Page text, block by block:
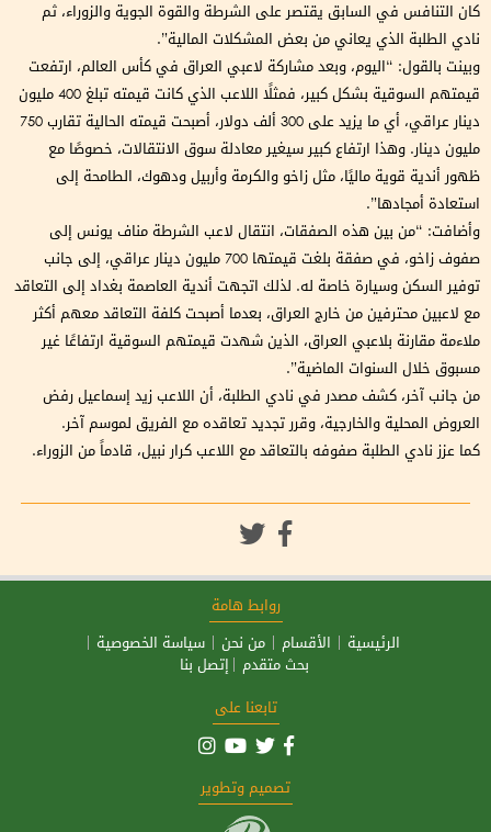
كان التنافس في السابق يقتصر على الشرطة والقوة الجوية والزوراء، ثم
نادي الطلبة الذي يعاني من بعض المشكلات المالية”.
وبينت بالقول: “اليوم، وبعد مشاركة لاعبي العراق في كأس العالم، ارتفعت
قيمتهم السوقية بشكل كبير، فمثلًا اللاعب الذي كانت قيمته تبلغ 400 مليون
دينار عراقي، أي ما يزيد على 300 ألف دولار، أصبحت قيمته الحالية تقارب 750
مليون دينار. وهذا ارتفاع كبير سيغير معادلة سوق الانتقالات، خصوصًا مع
ظهور أندية قوية ماليًا، مثل زاخو والكرمة وأربيل ودهوك، الطامحة إلى
استعادة أمجادها”.
وأضافت: “من بين هذه الصفقات، انتقال لاعب الشرطة مناف يونس إلى
صفوف زاخو، في صفقة بلغت قيمتها 700 مليون دينار عراقي، إلى جانب
توفير السكن وسيارة خاصة له. لذلك اتجهت أندية العاصمة بغداد إلى التعاقد
مع لاعبين محترفين من خارج العراق، بعدما أصبحت كلفة التعاقد معهم أكثر
ملاءمة مقارنة بلاعبي العراق، الذين شهدت قيمتهم السوقية ارتفاعًا غير
مسبوق خلال السنوات الماضية”.
من جانب آخر، كشف مصدر في نادي الطلبة، أن اللاعب زيد إسماعيل رفض
العروض المحلية والخارجية، وقرر تجديد تعاقده مع الفريق لموسم آخر.
كما عزز نادي الطلبة صفوفه بالتعاقد مع اللاعب كرار نبيل، قادماً من الزوراء.
روابط هامة
الرئيسية
الأقسام من نحن
سياسة الخصوصية
بحث متقدم
إتصل بنا
تابعنا على
تصميم وتطوير